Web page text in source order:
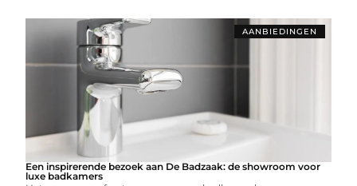
AANBIEDINGEN
Een inspirerende bezoek aan De Badzaak: de showroom voor
luxe badkamers